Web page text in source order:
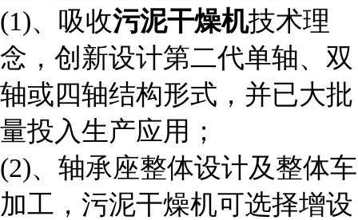
(1)、吸收污泥干燥机技术理
念，创新设计第二代单轴、双
轴或四轴结构形式，并已大批
量投入生产应用；
(2)、轴承座整体设计及整体车
加工，污泥干燥机可选择增设